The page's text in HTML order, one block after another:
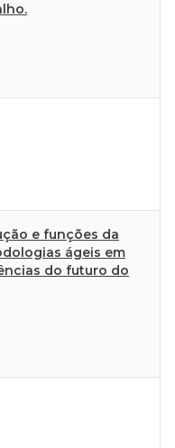
e funções da
ágeis em
do futuro do